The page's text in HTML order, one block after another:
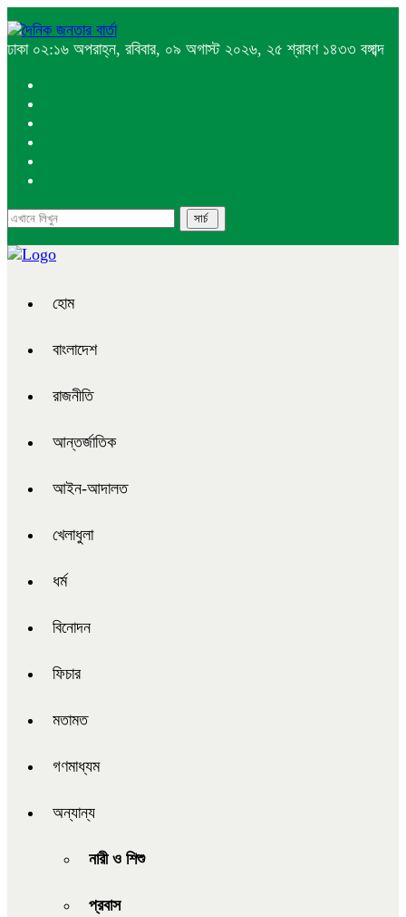
ঢাকা ০২:১৬ অপরাহ্ন, রবিবার, ০৯ অগাস্ট ২০২৬, ২৫ শ্রাবণ ১৪৩৩ বঙ্গাব্দ
হোম
বাংলাদেশ
রাজনীতি
আন্তর্জাতিক
আইন-আদালত
খেলাধুলা
ধর্ম
বিনোদন
ফিচার
মতামত
গণমাধ্যম
অন্যান্য
নারী ও শিশু
প্রবাস